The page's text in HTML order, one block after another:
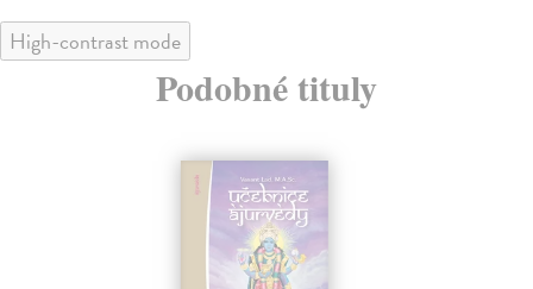
High-contrast mode
Podobné tituly